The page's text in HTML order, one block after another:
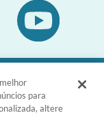
para
altere